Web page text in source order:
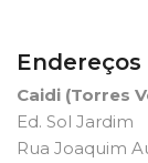
Endereços
Caidi (Torres
Ed. Sol Jardim
Rua Joaquim